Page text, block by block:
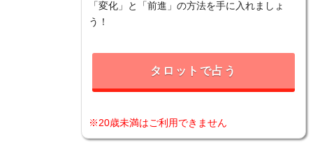
「変化」と「前進」の方法を手に入れましょ
う！
タロットで占う
※20歳未満はご利用できません